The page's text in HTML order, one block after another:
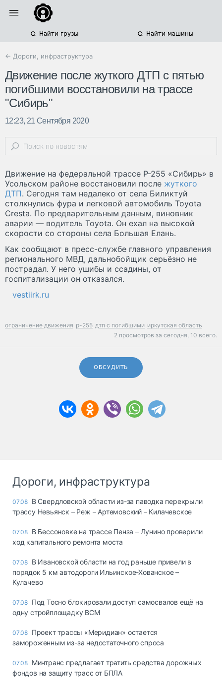
Найти грузы Найти машины
← Дороги, инфраструктура
Движение после жуткого ДТП с пятью
погибшими восстановили на трассе
"Сибирь"
12:23, 21 Сентября 2020
Движение на федеральной трассе Р-255 «Сибирь» в
Усольском районе восстановили после жуткого
ДТП. Сегодня там недалеко от села Биликтуй
столкнулись фура и легковой автомобиль Toyota
Cresta. По предварительным данным, виновник
аварии — водитель Toyota. Он ехал на высокой
скорости со стороны села Большая Елань.
Как сообщают в пресс-службе главного управления
регионального МВД, дальнобойщик серьёзно не
пострадал. У него ушибы и ссадины, от
госпитализации он отказался.
vestiirk.ru
ограничение движения р-255 дтп с погибшими иркутская область
2 просмотров за сегодня, 10 всего.
ОБСУДИТЬ
Дороги, инфраструктура
07.08 В Свердловской области из-за паводка перекрыли
трассу Невьянск – Реж – Артемовский – Килачевское
07.08 В Бессоновке на трассе Пенза – Лунино проверили
ход капитального ремонта моста
07.08 В Ивановской области на год раньше привели в
порядок 5 км автодороги Ильинское-Хованское –
Кулачево
07.08 Под Тосно блокировали доступ самосвалов ещё на
одну стройплощадку ВСМ
07.08 Проект трассы «Меридиан» остается
замороженным из-за недостаточного спроса
07.08 Минтранс предлагает тратить средства дорожных
фондов на защиту трасс от БПЛА